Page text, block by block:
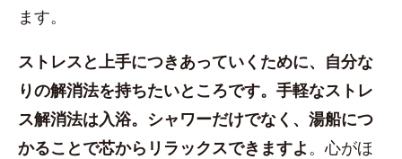
ます。
ストレスと上手につきあっていくために、自分な
りの解消法を持ちたいところです。手軽なストレ
ス解消法は入浴。シャワーだけでなく、湯船につ
かることで芯からリラックスできますよ。心がほ